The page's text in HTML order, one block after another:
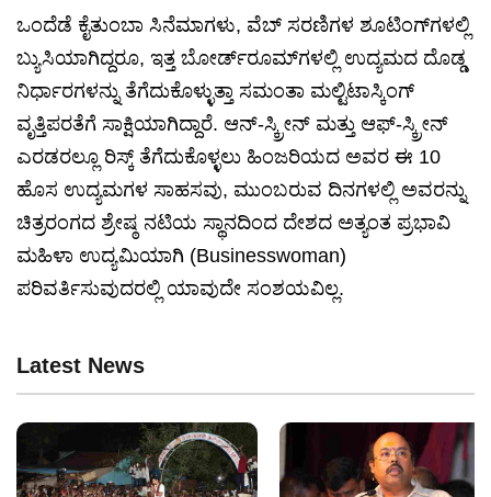
ಒಂದೆಡೆ ಕೈತುಂಬಾ ಸಿನೆಮಾಗಳು, ವೆಬ್ ಸರಣಿಗಳ ಶೂಟಿಂಗ್‌ಗಳಲ್ಲಿ
ಬ್ಯುಸಿಯಾಗಿದ್ದರೂ, ಇತ್ತ ಬೋರ್ಡ್‌ರೂಮ್‌ಗಳಲ್ಲಿ ಉದ್ಯಮದ ದೊಡ್ಡ
ನಿರ್ಧಾರಗಳನ್ನು ತೆಗೆದುಕೊಳ್ಳುತ್ತಾ ಸಮಂತಾ ಮಲ್ಟಿಟಾಸ್ಕಿಂಗ್
ವೃತ್ತಿಪರತೆಗೆ ಸಾಕ್ಷಿಯಾಗಿದ್ದಾರೆ. ಆನ್-ಸ್ಕ್ರೀನ್ ಮತ್ತು ಆಫ್-ಸ್ಕ್ರೀನ್
ಎರಡರಲ್ಲೂ ರಿಸ್ಕ್ ತೆಗೆದುಕೊಳ್ಳಲು ಹಿಂಜರಿಯದ ಅವರ ಈ 10
ಹೊಸ ಉದ್ಯಮಗಳ ಸಾಹಸವು, ಮುಂಬರುವ ದಿನಗಳಲ್ಲಿ ಅವರನ್ನು
ಚಿತ್ರರಂಗದ ಶ್ರೇಷ್ಠ ನಟಿಯ ಸ್ಥಾನದಿಂದ ದೇಶದ ಅತ್ಯಂತ ಪ್ರಭಾವಿ
ಮಹಿಳಾ ಉದ್ಯಮಿಯಾಗಿ (Businesswoman)
ಪರಿವರ್ತಿಸುವುದರಲ್ಲಿ ಯಾವುದೇ ಸಂಶಯವಿಲ್ಲ.
Latest News